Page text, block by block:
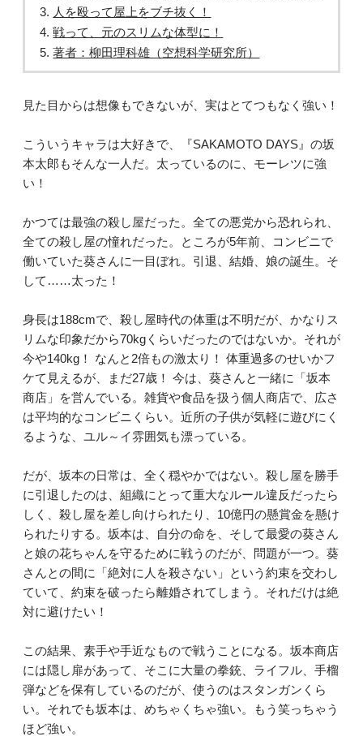
人を殴って屋上をブチ抜く！
戦って、元のスリムな体型に！
著者：柳田理科雄（空想科学研究所）
見た目からは想像もできないが、実はとてつもなく強い！
こういうキャラは大好きで、『SAKAMOTO DAYS』の坂
本太郎もそんな一人だ。太っているのに、モーレツに強
い！
かつては最強の殺し屋だった。全ての悪党から恐れられ、
全ての殺し屋の憧れだった。ところが5年前、コンビニで
働いていた葵さんに一目ぼれ。引退、結婚、娘の誕生。そ
して……太った！
身長は188cmで、殺し屋時代の体重は不明だが、かなりス
リムな印象だから70kgくらいだったのではないか。それが
今や140kg！ なんと2倍もの激太り！ 体重過多のせいかフ
ケて見えるが、まだ27歳！ 今は、葵さんと一緒に「坂本
商店」を営んでいる。雑貨や食品を扱う個人商店で、広さ
は平均的なコンビニくらい。近所の子供が気軽に遊びにく
るような、ユル～イ雰囲気も漂っている。
だが、坂本の日常は、全く穏やかではない。殺し屋を勝手
に引退したのは、組織にとって重大なルール違反だったら
しく、殺し屋を差し向けられたり、10億円の懸賞金を懸け
られたりする。坂本は、自分の命を、そして最愛の葵さん
と娘の花ちゃんを守るために戦うのだが、問題が一つ。葵
さんとの間に「絶対に人を殺さない」という約束を交わし
ていて、約束を破ったら離婚されてしまう。それだけは絶
対に避けたい！
この結果、素手や手近なもので戦うことになる。坂本商店
には隠し扉があって、そこに大量の拳銃、ライフル、手榴
弾などを保有しているのだが、使うのはスタンガンくら
い。それでも坂本は、めちゃくちゃ強い。もう笑っちゃう
ほど強い。